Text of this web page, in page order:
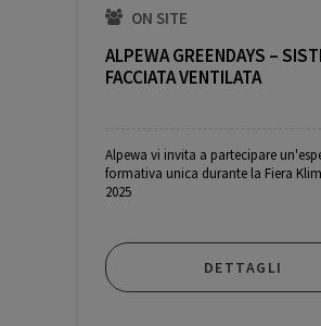
ON SITE
ALPEWA GREENDAYS –
FACCIATA VENTILATA
Alpewa vi invita a partecipare
formativa unica durante la Fiera
2025
DETTAGLI